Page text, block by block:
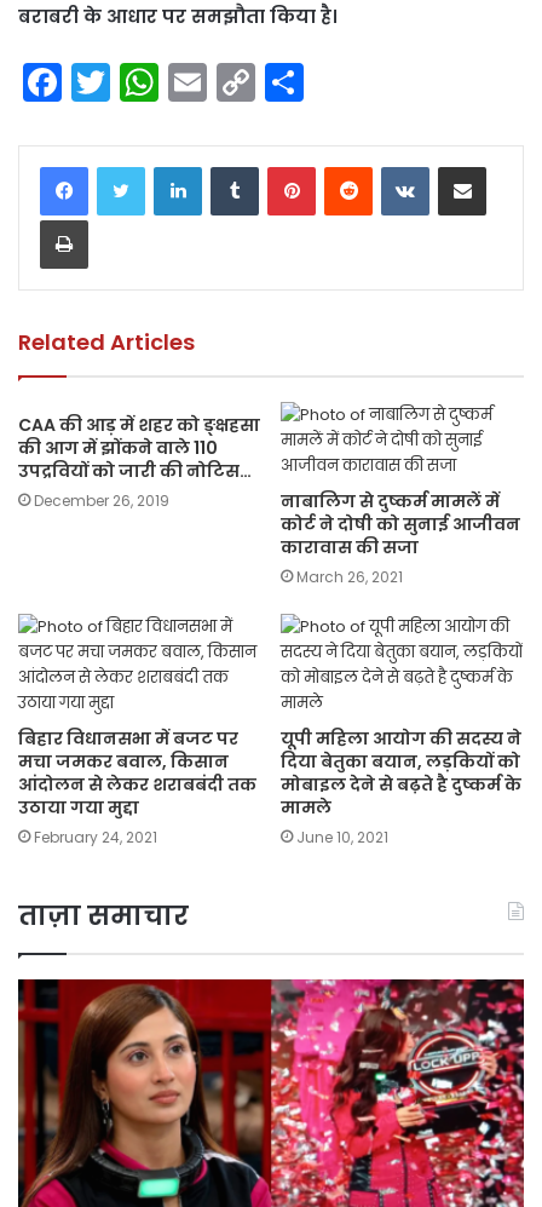
बराबरी के आधार पर समझौता किया है।
F
c
e
b
o
k
T
itt
er
W
a
ts
p
E
ai
l
C
p
y
n
ar
e
LinkedInTumblrPinterestReddit VKontakteShare via Email
Print
Related Articles
CAA की आड़ में शहर को ङ्क्षहसा
की आग में झोंकने वाले 110
उपद्रवियों को जारी की नोटिस…
December 26, 2019
नाबालिग से दुष्कर्म मामलें में
कोर्ट ने दोषी को सुनाई आजीवन
कारावास की सजा
March 26, 2021
बिहार विधानसभा में बजट पर
मचा जमकर बवाल, किसान
आंदोलन से लेकर शराबबंदी तक
उठाया गया मुद्दा
February 24, 2021
यूपी महिला आयोग की सदस्य ने
दिया बेतुका बयान, लड़कियों को
मोबाइल देने से बढ़ते है दुष्कर्म के
मामले
June 10, 2021
ताज़ा समाचार